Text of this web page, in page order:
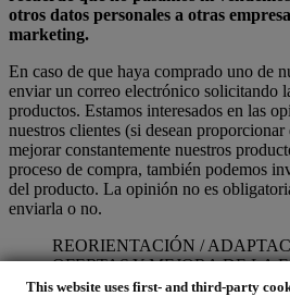
This website uses first- and third-party
otros datos personales a otras
marketing.
En caso de que haya comprado uno de
enviar un correo electrónico solicitando
productos. Estamos interesados en las
nuestros clientes (si desean
mejorar constantemente nuestros
proceso de compra, también podemos
del producto. La opinión no es
enviarla o no.
REORIENTACIÓN /
OFERTAS Y MEJORA DE LA
CLIENTE Nos gustaría utilizar sus